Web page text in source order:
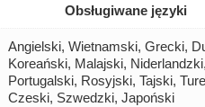
Obsługiwane języki
Angielski, Wietnamski, Grecki,
Koreański, Malajski,
Portugalski, Rosyjski, Tajski,
Czeski, Szwedzki, Japoński